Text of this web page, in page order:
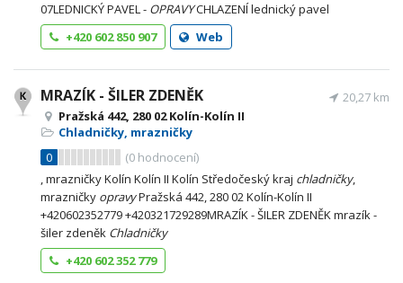
07LEDNICKÝ PAVEL - OPRAVYCHLAZENÍ lednický pavel
+420 602 850 907
Web
MRAZÍK - ŠILER ZDENĚK
Pražská 442, 280 02 Kolín-Kolín II
Chladničky, mrazničky
0
(0 hodnocení)
20,27 km
, mrazničky Kolín Kolín II Kolín Středočeský kraj chladničky,
mrazničky opravyPražská 442, 280 02 Kolín-Kolín II
+420602352779 +420321729289MRAZÍK - ŠILER ZDENĚK mrazík -
šiler zdeněk Chladničky
+420 602 352 779